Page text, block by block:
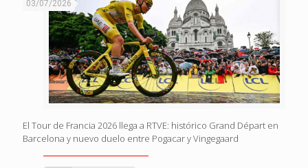
03/07/2026
El Tour de Francia 2026 llega a RTVE: histórico Grand Départ en
Barcelona y nuevo duelo entre Pogacar y Vingegaard